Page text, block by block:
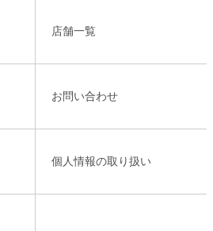
店舗一覧
お問い合わせ
個人情報の取り扱い